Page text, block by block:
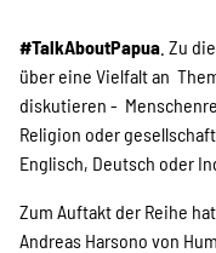
#TalkAboutPapua . Zu
über eine Vielfalt an
diskutieren -
Religion oder
Englisch, Deutsch oder
Zum Auftakt der Reihe
Andreas Harsono von